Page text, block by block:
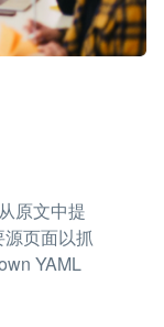
原文中提
页面以抓
YAML